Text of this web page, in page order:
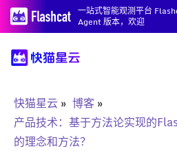
一站式智能观测平台
Agent 版本，欢迎
快猫星云
博客
产品技术：基于方法论实现的
的理念和方法？